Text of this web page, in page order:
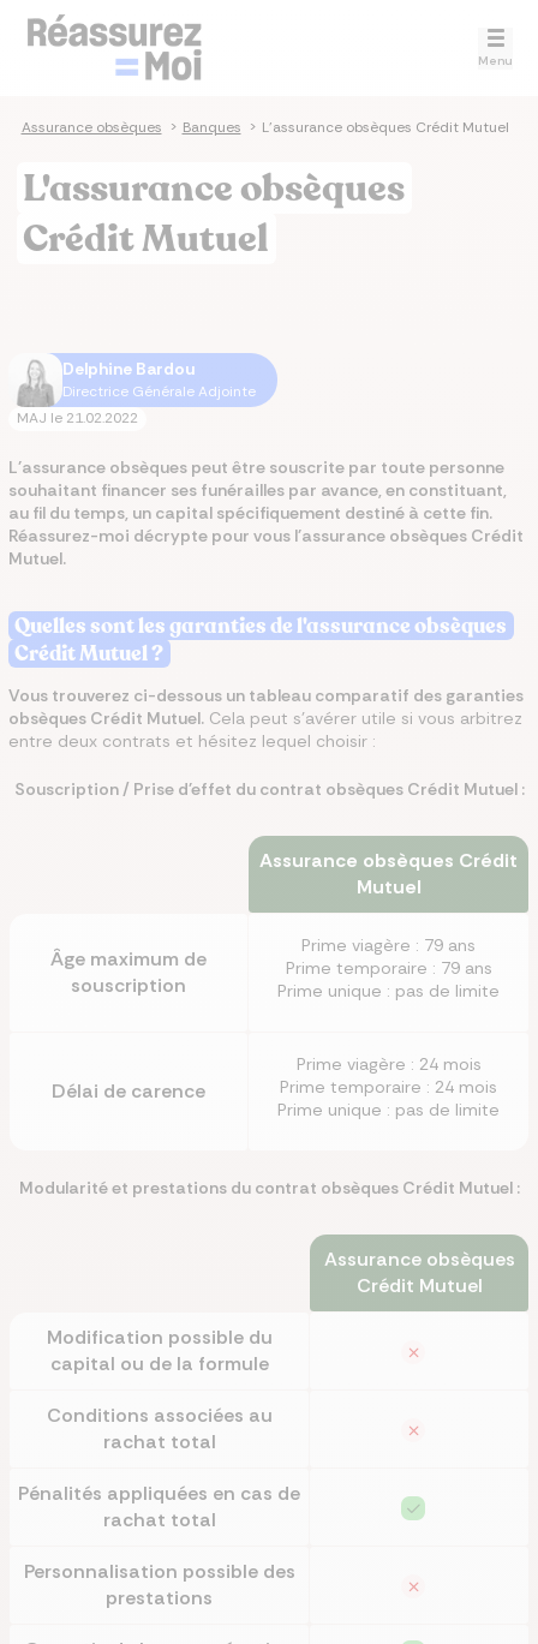
Menu
Assurance obsèques > Banques > L'assurance obsèques Crédit Mutuel
L'assurance obsèques
Crédit Mutuel
Delphine Bardou
Directrice Générale Adjointe
MAJ le 21.02.2022
L'assurance obsèques peut être souscrite par toute personne
souhaitant financer ses funérailles par avance, en constituant,
au fil du temps, un capital spécifiquement destiné à cette fin.
Réassurez-moi décrypte pour vous l'assurance obsèques Crédit
Mutuel.
Quelles sont les garanties de l'assurance obsèques
Crédit Mutuel ?
Vous trouverez ci-dessous un tableau comparatif des garanties
obsèques Crédit Mutuel. Cela peut s’avérer utile si vous arbitrez
entre deux contrats et hésitez lequel choisir :
Souscription / Prise d'effet du contrat obsèques Crédit Mutuel :
Assurance obsèques Crédit
Mutuel
Âge maximum de
souscription
Prime viagère : 79 ans
Prime temporaire : 79 ans
Prime unique : pas de limite
Délai de carence
Prime viagère : 24 mois
Prime temporaire : 24 mois
Prime unique : pas de limite
Modularité et prestations du contrat obsèques Crédit Mutuel :
Assurance obsèques
Crédit Mutuel
Modification possible du
capital ou de la formule
Conditions associées au
rachat total
Pénalités appliquées en cas de
rachat total
Personnalisation possible des
prestations